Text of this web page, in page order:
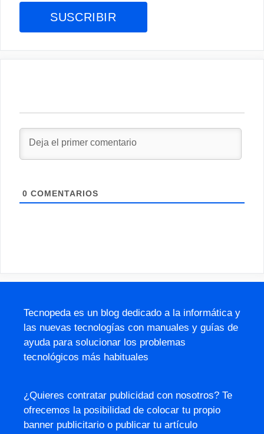
0 COMENTARIOS
Tecnopeda es un blog dedicado a la informática y
las nuevas tecnologías con manuales y guías de
ayuda para solucionar los problemas
tecnológicos más habituales
¿Quieres contratar publicidad con nosotros? Te
ofrecemos la posibilidad de colocar tu propio
banner publicitario o publicar tu artículo